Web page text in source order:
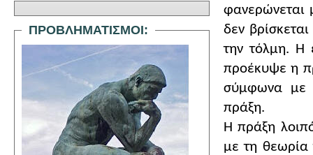
φανερώνεται
δεν
την τόλμη. Η
προέκυψε η
σύμφωνα με
πράξη.
Η πράξη
με τη θεωρία
ΠΡΟΒΛΗΜΑΤΙΣΜΟΙ: